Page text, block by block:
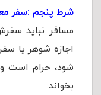
شرط پنجم :سفر
مسافر نباید
اجازه شوهر یا
شود، حرام است و
بخواند.